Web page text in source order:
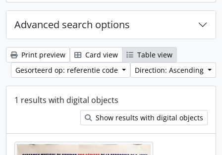
Advanced search options
Print preview Card view
Table view
Gesorteerd op: referentie code
Direction: Ascending
1 results with digital objects
Show results with digital objects